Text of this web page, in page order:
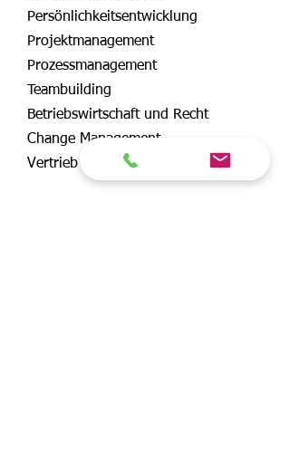
Persönlichkeitsentwicklung
Projektmanagement
Prozessmanagement
Teambuilding
Betriebswirtschaft und Recht
Change Management
Vertrieb